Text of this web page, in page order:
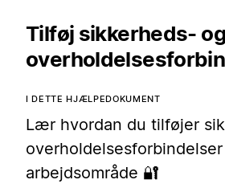
Tilføj sikkerheds- og
I DETTE HJÆLPEDOKUMENT
Lær hvordan du tilføjer
arbejdsområde 🔐